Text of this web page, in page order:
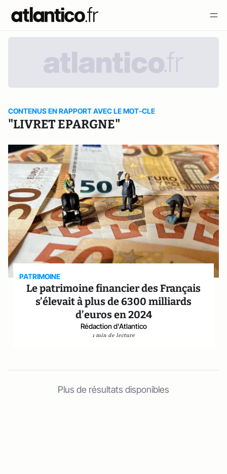
CONTENUS EN RAPPORT AVEC LE MOT-CLE
"LIVRET EPARGNE"
PATRIMOINE
Le patrimoine financier des Français
s’élevait à plus de 6300 milliards
d’euros en 2024
Rédaction d'Atlantico
1 min de lecture
Plus de résultats disponibles